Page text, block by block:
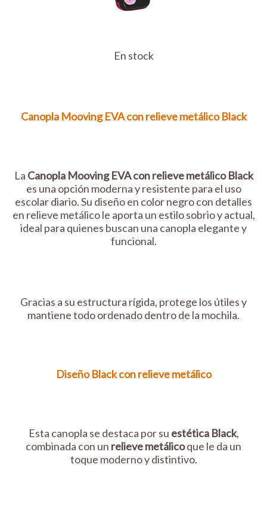
En stock
Canopla Mooving EVA con relieve metálico Black
La Canopla Mooving EVA con relieve metálico Black
es una opción moderna y resistente para el uso
escolar diario. Su diseño en color negro con detalles
en relieve metálico le aporta un estilo sobrio y actual,
ideal para quienes buscan una canopla elegante y
funcional.
Gracias a su estructura rígida, protege los útiles y
mantiene todo ordenado dentro de la mochila.
Diseño Black con relieve metálico
Esta canopla se destaca por su estética Black,
combinada con un relieve metálicoque le da un
toque moderno y distintivo.